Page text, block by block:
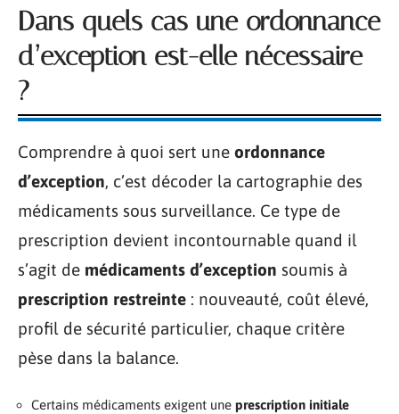
Dans quels cas une ordonnance
d’exception est-elle nécessaire
?
Comprendre à quoi sert une ordonnance
d’exception, c’est décoder la cartographie des
médicaments sous surveillance. Ce type de
prescription devient incontournable quand il
s’agit de médicaments d’exception soumis à
prescription restreinte : nouveauté, coût élevé,
profil de sécurité particulier, chaque critère
pèse dans la balance.
Certains médicaments exigent une prescription initiale